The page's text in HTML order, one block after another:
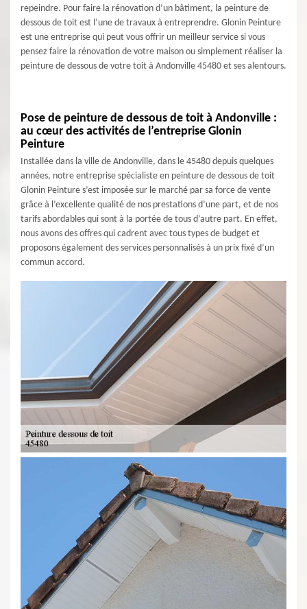
repeindre. Pour faire la rénovation d’un bâtiment, la peinture de
dessous de toit est l’une de travaux à entreprendre. Glonin Peinture
est une entreprise qui peut vous offrir un meilleur service si vous
pensez faire la rénovation de votre maison ou simplement réaliser la
peinture de dessous de votre toit à Andonville 45480 et ses alentours.
Pose de peinture de dessous de toit à Andonville :
au cœur des activités de l’entreprise Glonin
Peinture
Installée dans la ville de Andonville, dans le 45480 depuis quelques
années, notre entreprise spécialiste en peinture de dessous de toit
Glonin Peinture s’est imposée sur le marché par sa force de vente
grâce à l’excellente qualité de nos prestations d’une part, et de nos
tarifs abordables qui sont à la portée de tous d’autre part. En effet,
nous avons des offres qui cadrent avec tous types de budget et
proposons également des services personnalisés à un prix fixé d’un
commun accord.